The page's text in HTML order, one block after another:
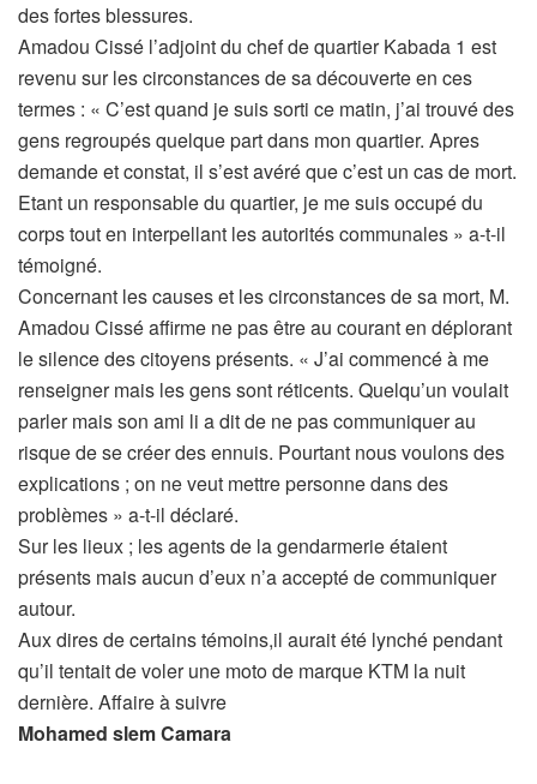
des fortes blessures.
Amadou Cissé l’adjoint du chef de quartier Kabada 1 est
revenu sur les circonstances de sa découverte en ces
termes : « C’est quand je suis sorti ce matin, j’ai trouvé des
gens regroupés quelque part dans mon quartier. Apres
demande et constat, il s’est avéré que c’est un cas de mort.
Etant un responsable du quartier, je me suis occupé du
corps tout en interpellant les autorités communales » a-t-il
témoigné.
Concernant les causes et les circonstances de sa mort, M.
Amadou Cissé affirme ne pas être au courant en déplorant
le silence des citoyens présents. « J’ai commencé à me
renseigner mais les gens sont réticents. Quelqu’un voulait
parler mais son ami li a dit de ne pas communiquer au
risque de se créer des ennuis. Pourtant nous voulons des
explications ; on ne veut mettre personne dans des
problèmes » a-t-il déclaré.
Sur les lieux ; les agents de la gendarmerie étaient
présents mais aucun d’eux n’a accepté de communiquer
autour.
Aux dires de certains témoins,il aurait été lynché pendant
qu’il tentait de voler une moto de marque KTM la nuit
dernière. Affaire à suivre
Mohamed slem Camara